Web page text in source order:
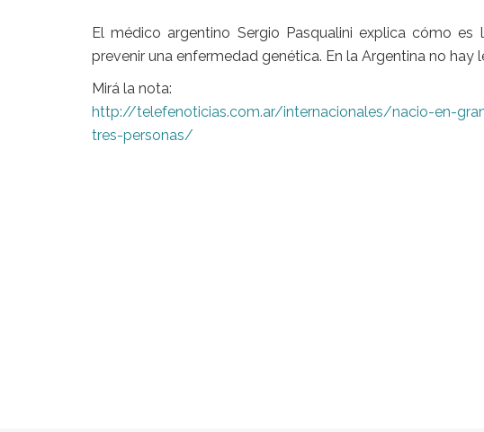
El médico argentino Sergio Pasqualini explica cómo
prevenir una enfermedad genética. En la Argentina no
Mirá la nota:
http://telefenoticias.com.ar/internacionales/nacio-en-
tres-personas/